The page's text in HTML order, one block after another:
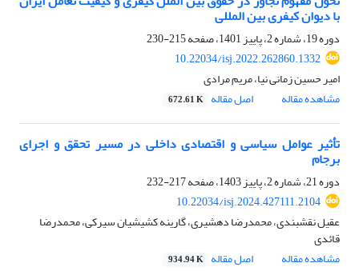
با دیوان کیفری بین المللی
دوره 19، شماره 2، پاییز 1401، صفحه
215-230
10.22034/isj.2022.262860.1332
امیر حسین زمانی نیا، مریم مرادی
مشاهده مقاله
اصل مقاله 672.61 K
تأثیر عوامل سیاسی و اقتصادی داخلی در مسیر تحقق و اجرای
برجام
دوره 21، شماره 2، پاییز 1403، صفحه
217-232
10.22034/isj.2024.427111.2104
عقیل نقشبندی، محمدرضا دهشیری، گارینه کشیشیان سیرکی، محمدرضا
قائدی
مشاهده مقاله
اصل مقاله 934.94 K